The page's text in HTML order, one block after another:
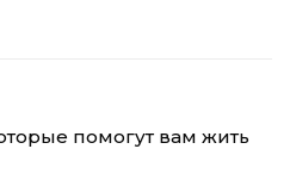
помогут вам жить